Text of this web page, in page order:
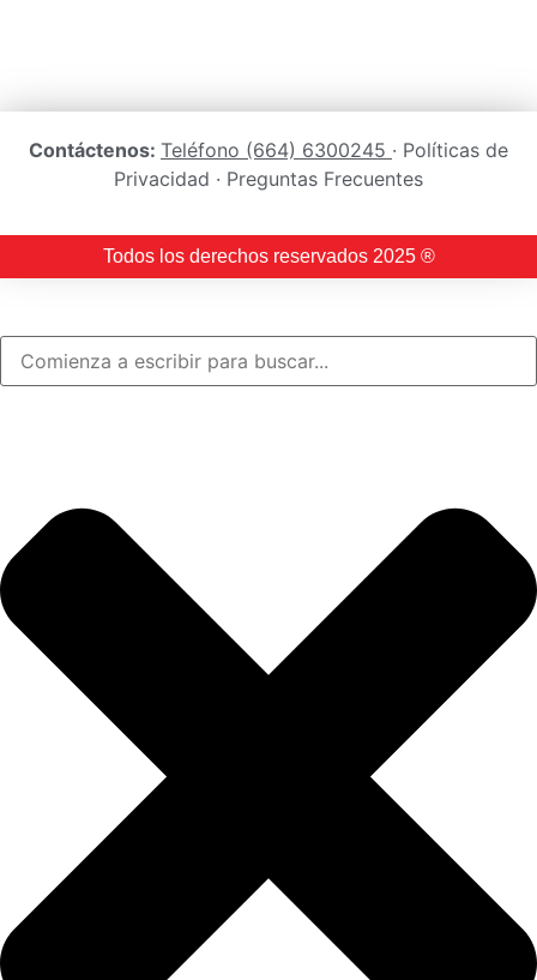
Contáctenos: Teléfono (664) 6300245 · Políticas de
Privacidad · Preguntas Frecuentes
Todos los derechos reservados 2025 ®